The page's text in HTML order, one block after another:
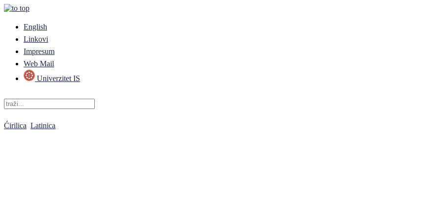
English
Linkovi
Impresum
Web Mail
Univerzitet IS
Ćirilica Latinica